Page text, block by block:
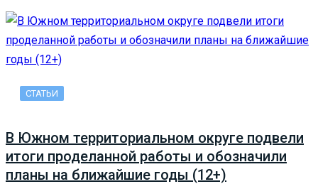
СТАТЬИ
В Южном территориальном округе подвели
итоги проделанной работы и обозначили
планы на ближайшие годы (12+)